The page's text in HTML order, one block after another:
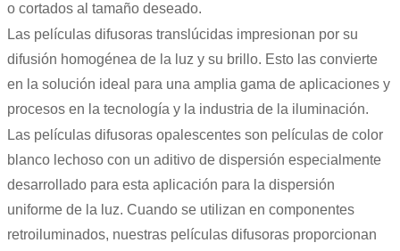
o cortados al tamaño deseado.
Las películas difusoras translúcidas impresionan por su
difusión homogénea de la luz y su brillo. Esto las convierte
en la solución ideal para una amplia gama de aplicaciones y
procesos en la tecnología y la industria de la iluminación.
Las películas difusoras opalescentes son películas de color
blanco lechoso con un aditivo de dispersión especialmente
desarrollado para esta aplicación para la dispersión
uniforme de la luz. Cuando se utilizan en componentes
retroiluminados, nuestras películas difusoras proporcionan